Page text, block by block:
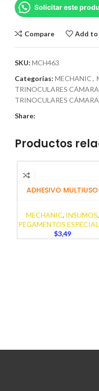
Solicitar este
Compare Add
SKU: MCH463
Categorías: MECHANIC,
TRINOCULARES
TRINOCULARES
Share:
Productos
AÑADIR AL CARRITO
ADHESIVO MULTIUSO
MECHANIC, INSUMOS,
PEGAMENTOS
$3,49